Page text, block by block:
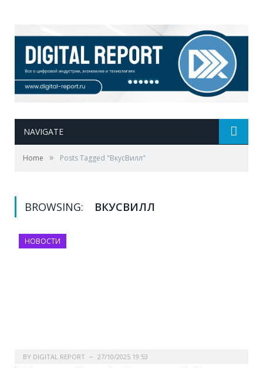
NAVIGATE
Home » Posts Tagged "ВкусВилл"
BROWSING: ВКУСВИЛЛ
НОВОСТИ
BY DIGITAL REPORT 27/10/2025 19:53